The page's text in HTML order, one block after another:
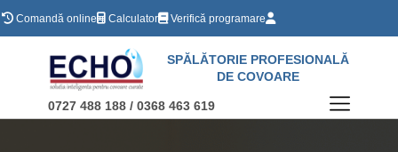
Comandă online Calculator Verifică programare
SPĂLĂTORIE PROFESIONALĂ
DE COVOARE
0727 488 188 / 0368 463 619
Acasă
Tarife